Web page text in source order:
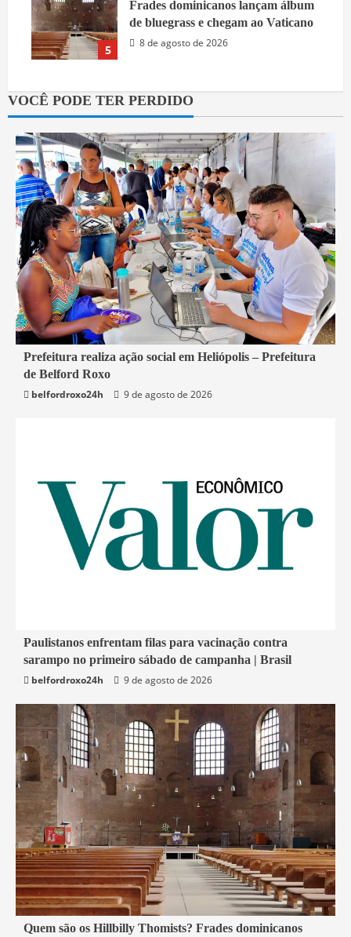
5
Frades dominicanos lançam álbum
de bluegrass e chegam ao Vaticano
8 de agosto de 2026
VOCÊ PODE TER PERDIDO
2 min read
Belford Roxo
Prefeitura realiza ação social em Heliópolis – Prefeitura
de Belford Roxo
belfordroxo24h
9 de agosto de 2026
4 min read
Economia
Paulistanos enfrentam filas para vacinação contra
sarampo no primeiro sábado de campanha | Brasil
belfordroxo24h
9 de agosto de 2026
4 min read
Quem são os Hillbilly Thomists? Frades dominicanos